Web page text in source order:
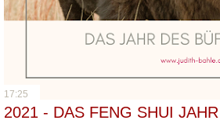
17:25
2021 - DAS FENG SHUI